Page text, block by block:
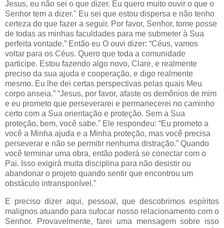
Jesus, eu não sei o que dizer. Eu quero muito ouvir o que o
Senhor tem a dizer." Eu sei que estou dispersa e não tenho
certeza do que fazer a seguir. Por favor, Senhor, tome posse
de todas as minhas faculdades para me submeter à Sua
perfeita vontade.” Então eu O ouvi dizer: “Céus, vamos
voltar para os Céus. Quero que toda a comunidade
participe. Estou fazendo algo novo, Clare, e realmente
preciso da sua ajuda e cooperação, e digo realmente
mesmo. Eu lhe dei certas perspectivas pelas quais Meu
corpo anseia.” “Jesus, por favor, afaste os demônios de mim
e eu prometo que perseverarei e permanecerei no caminho
certo com a Sua orientação e proteção. Sem a Sua
proteção, bem, você sabe.” Ele respondeu: “Eu prometo a
você a Minha ajuda e a Minha proteção, mas você precisa
perseverar e não se permitir nenhuma distração.” Quando
você terminar uma obra, então poderá se conectar com o
Pai. Isso exigirá muita disciplina para não desistir ou
abandonar o projeto quando sentir que encontrou um
obstáculo intransponível.”
E preciso dizer aqui, pessoal, que descobrimos espíritos
malignos atuando para sufocar nosso relacionamento com o
Senhor. Provavelmente, farei uma mensagem sobre isso